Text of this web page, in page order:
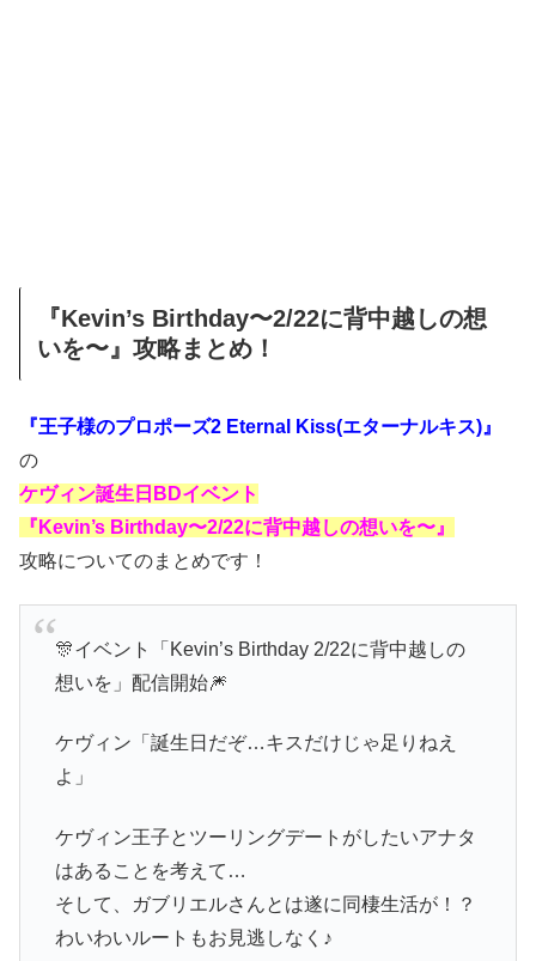
『Kevin’s Birthday〜2/22に背中越しの想
いを〜』攻略まとめ！
『王子様のプロポーズ2 Eternal Kiss(エターナルキス)』
の
ケヴィン誕生日BDイベント
『Kevin’s Birthday〜2/22に背中越しの想いを〜』
攻略についてのまとめです！
🎊イベント「Kevin’s Birthday 2/22に背中越しの
想いを」配信開始🎆
ケヴィン「誕生日だぞ…キスだけじゃ足りねえ
よ」
ケヴィン王子とツーリングデートがしたいアナタ
はあることを考えて…
そして、ガブリエルさんとは遂に同棲生活が！？
わいわいルートもお見逃しなく♪